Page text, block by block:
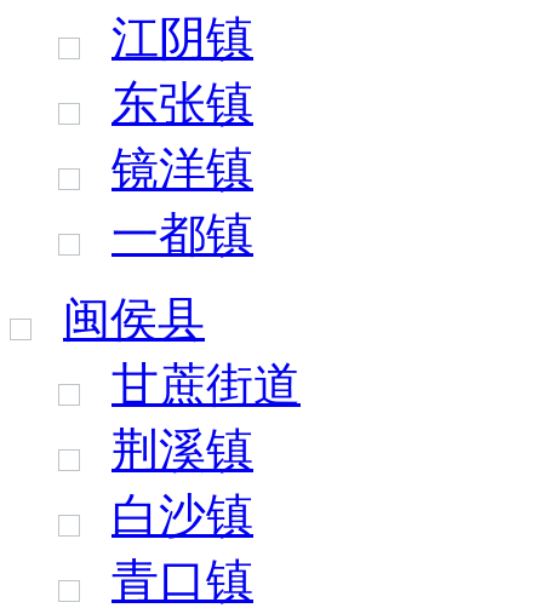
江阴镇
东张镇
镜洋镇
一都镇
闽侯县
甘蔗街道
荆溪镇
白沙镇
青口镇